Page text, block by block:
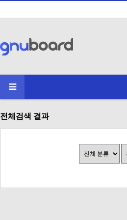
전체검색 결과